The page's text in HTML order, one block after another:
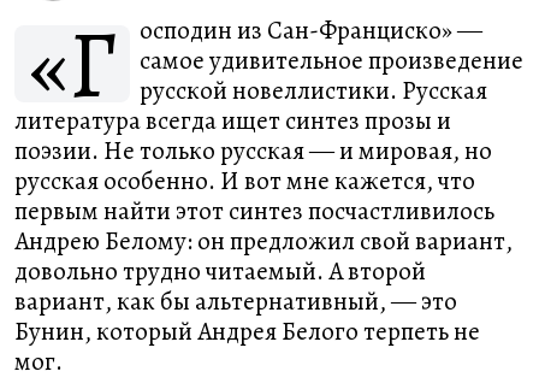
«Г
осподин из Сан-Франциско» ―
самое удивительное произведение
русской новеллистики. Русская
литература всегда ищет синтез прозы и
поэзии. Не только русская ― и мировая, но
русская особенно. И вот мне кажется, что
первым найти этот синтез посчастливилось
Андрею Белому: он предложил свой вариант,
довольно трудно читаемый. А второй
вариант, как бы альтернативный, ― это
Бунин, который Андрея Белого терпеть не
мог.